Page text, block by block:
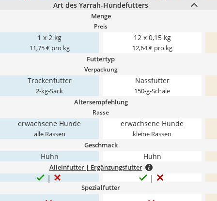
Art des Yarrah-Hundefutters
Menge
Preis
1 x 2 kg
11,75 € pro kg
12 x 0,15 kg
12,64 € pro kg
Futtertyp
Verpackung
Trockenfutter
2-kg-Sack
Nassfutter
150-g-Schale
Altersempfehlung
Rasse
erwachsene Hunde
alle Rassen
erwachsene Hunde
kleine Rassen
Geschmack
Huhn Huhn
Alleinfutter | Ergänzungsfutter
Spezialfutter